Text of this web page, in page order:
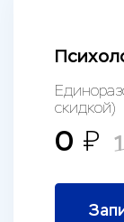
скидкой)
0 ₽